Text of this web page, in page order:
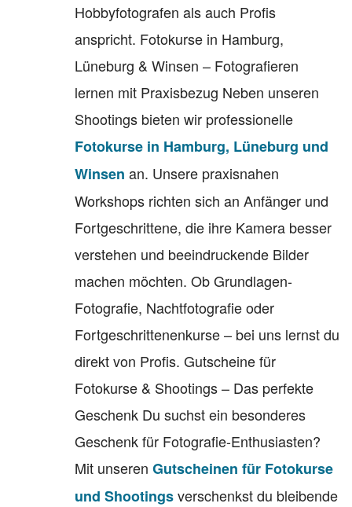
Hobbyfotografen als auch Profis
anspricht. Fotokurse in Hamburg,
Lüneburg & Winsen – Fotografieren
lernen mit Praxisbezug Neben unseren
Shootings bieten wir professionelle
Fotokurse in Hamburg, Lüneburg und
Winsen an. Unsere praxisnahen
Workshops richten sich an Anfänger und
Fortgeschrittene, die ihre Kamera besser
verstehen und beeindruckende Bilder
machen möchten. Ob Grundlagen-
Fotografie, Nachtfotografie oder
Fortgeschrittenenkurse – bei uns lernst du
direkt von Profis. Gutscheine für
Fotokurse & Shootings – Das perfekte
Geschenk Du suchst ein besonderes
Geschenk für Fotografie-Enthusiasten?
Mit unseren Gutscheinen für Fotokurse
und Shootingsverschenkst du bleibende